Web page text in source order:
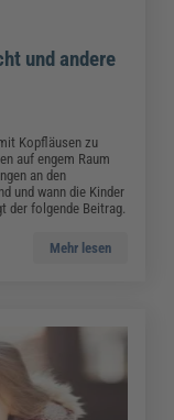
und andere
Kopfläusen zu
auf engem Raum
an den
und wann die Kinder
der folgende Beitrag.
Mehr lesen